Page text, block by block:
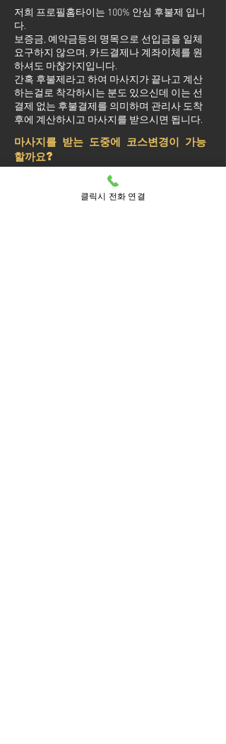
저희 프로필홈타이는 100% 안심 후불제 입니
다.
보증금, 예약금등의 명목으로 선입금을 일체
요구하지 않으며, 카드결제나 계좌이체를 원
하셔도 마찮가지입니다.
간혹 후불제라고 하여 마사지가 끝나고 계산
하는걸로 착각하시는 분도 있으신데 이는 선
결제 없는 후불결제를 의미하며 관리사 도착
후에 계산하시고 마사지를 받으시면 됩니다.
마사지를 받는 도중에 코스변경이 가능
할까요?
예약된 마사지 서비스가 끝나기 최소 30분 전
에는 연락 부탁드립니다.
실장님께 연락을 주셔야 예약 상황에 따라 시
클릭시 전화 연결